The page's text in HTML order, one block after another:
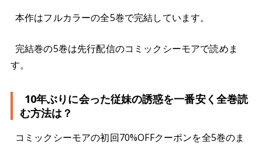
本作はフルカラーの全5巻で完結しています。
完結巻の5巻は先行配信のコミックシーモアで読めま
す。
10年ぶりに会った従妹の誘惑を一番安く全巻読
む方法は？
コミックシーモアの初回70%OFFクーポンを全5巻のま